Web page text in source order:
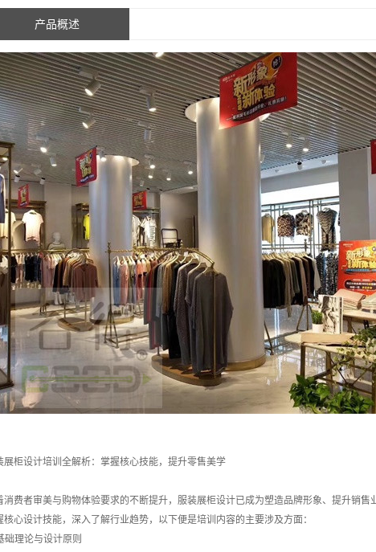
产品概述
展柜设计培训全解析：掌握核心技能，提升零售美学
消费者审美与购物体验要求的不断提升，服装展柜设计已成为塑造品牌形象、提升销
核心设计技能，深入了解行业趋势，以下便是培训内容的主要涉及方面：
础理论与设计原则